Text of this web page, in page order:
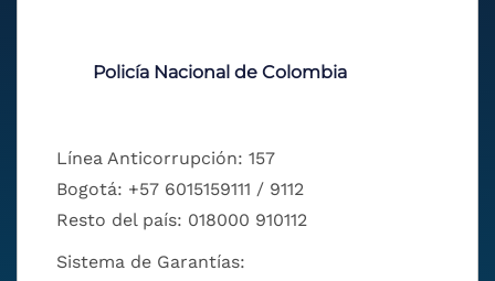
Policía Nacional de Colombia
Línea Anticorrupción: 157
Bogotá: +57 6015159111 / 9112
Resto del país: 018000 910112
Sistema de Garantías: